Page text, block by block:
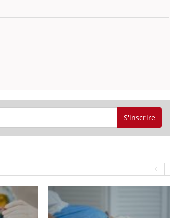
S'inscrire
de la
la rend
reste entourée d'idées reçues chez les